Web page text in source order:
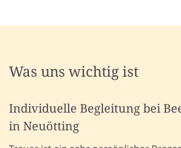
Was uns wichtig ist
Individuelle Begleitung bei
in Neuötting